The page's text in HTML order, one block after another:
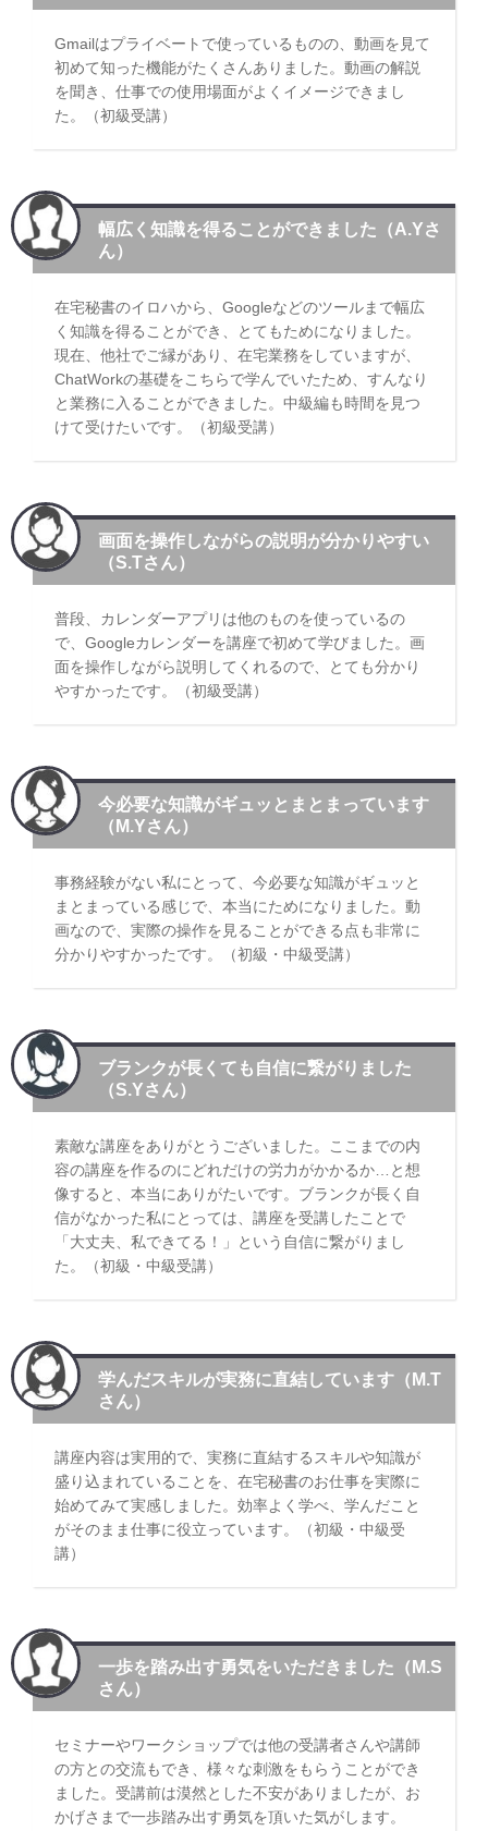
Gmailはプライベートで使っているものの、動画を見て
初めて知った機能がたくさんありました。動画の解説
を聞き、仕事での使用場面がよくイメージできまし
た。（初級受講）
幅広く知識を得ることができました（A.Yさ
ん）
在宅秘書のイロハから、Googleなどのツールまで幅広
く知識を得ることができ、とてもためになりました。
現在、他社でご縁があり、在宅業務をしていますが、
ChatWorkの基礎をこちらで学んでいたため、すんなり
と業務に入ることができました。中級編も時間を見つ
けて受けたいです。（初級受講）
画面を操作しながらの説明が分かりやすい
（S.Tさん）
普段、カレンダーアプリは他のものを使っているの
で、Googleカレンダーを講座で初めて学びました。画
面を操作しながら説明してくれるので、とても分かり
やすかったです。（初級受講）
今必要な知識がギュッとまとまっています
（M.Yさん）
事務経験がない私にとって、今必要な知識がギュッと
まとまっている感じで、本当にためになりました。動
画なので、実際の操作を見ることができる点も非常に
分かりやすかったです。（初級・中級受講）
ブランクが長くても自信に繋がりました
（S.Yさん）
素敵な講座をありがとうございました。ここまでの内
容の講座を作るのにどれだけの労力がかかるか…と想
像すると、本当にありがたいです。ブランクが長く自
信がなかった私にとっては、講座を受講したことで
「大丈夫、私できてる！」という自信に繋がりまし
た。（初級・中級受講）
学んだスキルが実務に直結しています（M.T
さん）
講座内容は実用的で、実務に直結するスキルや知識が
盛り込まれていることを、在宅秘書のお仕事を実際に
始めてみて実感しました。効率よく学べ、学んだこと
がそのまま仕事に役立っています。（初級・中級受
講）
一歩を踏み出す勇気をいただきました（M.S
さん）
セミナーやワークショップでは他の受講者さんや講師
の方との交流もでき、様々な刺激をもらうことができ
ました。受講前は漠然とした不安がありましたが、お
かげさまで一歩踏み出す勇気を頂いた気がします。